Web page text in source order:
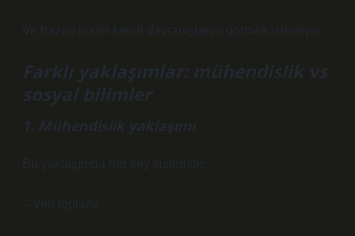
Ve bazen insan kendi davranışlarını görmek istemiyor.
Farklı yaklaşımlar: mühendislik vs
sosyal bilimler
1. Mühendislik yaklaşımı
Bu yaklaşımda her şey sistemdir:
– Veri toplanır